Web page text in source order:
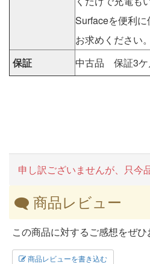
Surfaceを便利
お求めください。
保証
中古品 保証3ケ
申し訳ございませんが、只今
商品レビュー
この商品に対するご感想をぜひ
商品レビューを書き込む